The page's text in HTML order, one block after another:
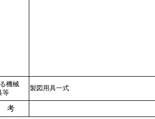
機械
等
製図用具一式